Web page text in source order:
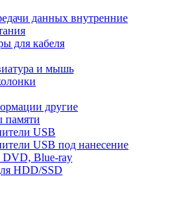
данных внутренние
для кабеля
и мышь
другие
памяти
USB
USB под нанесение
Blue-ray
HDD/SSD